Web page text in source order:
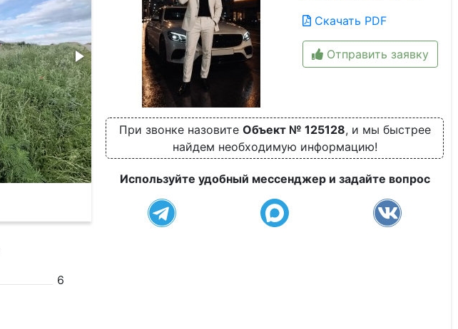
Скачать PDF
Отправить заявку
При звонке назовите Объект № 125128, и мы быстрее
найдем необходимую информацию!
Используйте удобный мессенджер и задайте вопрос
6